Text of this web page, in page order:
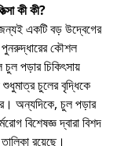
কী কী?
একটি বড় উদ্বেগের
পুনরুদ্ধারের কৌশল
পড়ার চিকিৎসায়
চুলের বৃদ্ধিকে
অন্যদিকে, চুল পড়ার
বিশেষজ্ঞ দ্বারা বিশদ
রয়েছে।